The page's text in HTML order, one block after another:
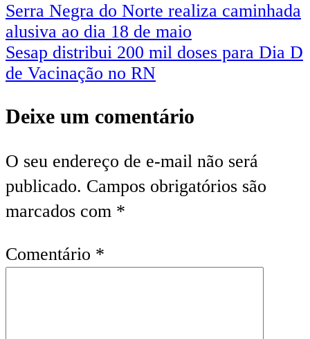
Serra Negra do Norte realiza caminhada
alusiva ao dia 18 de maio
Sesap distribui 200 mil doses para Dia D
de Vacinação no RN
Deixe um comentário
O seu endereço de e-mail não será
publicado. Campos obrigatórios são
marcados com *
Comentário *